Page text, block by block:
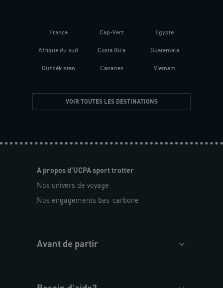
France
Afrique du sud
Ouzbékistan
Cap-Vert
Costa Rica
Canaries
Egypte
Guatemala
Vietnam
VOIR TOUTES LES DESTINATIONS
A propos d'UCPA sport trotter
Nos univers de voyage
Nos engagements bas-carbone
Avant de partir